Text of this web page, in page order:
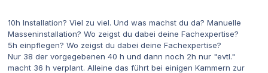
10h Installation? Viel zu viel. Und was machst du da? Manuelle
Masseninstallation? Wo zeigst du dabei deine Fachexpertise?
5h einpflegen? Wo zeigst du dabei deine Fachexpertise?
Nur 38 der vorgegebenen 40 h und dann noch 2h nur "evtl."
macht 36 h verplant. Alleine das führt bei einigen Kammern zur